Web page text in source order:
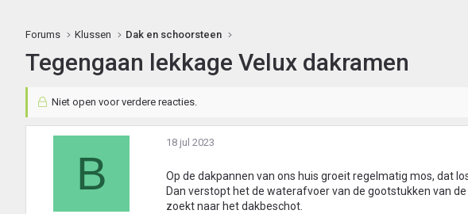
Forums Klussen Dak en schoorsteen
Tegengaan lekkage Velux dakramen
Niet open voor verdere reacties.
B
18 jul 2023
Op de dakpannen van ons huis groeit regelmatig mos, dat
Dan verstopt het de waterafvoer van de gootstukken van
zoekt naar het dakbeschot.